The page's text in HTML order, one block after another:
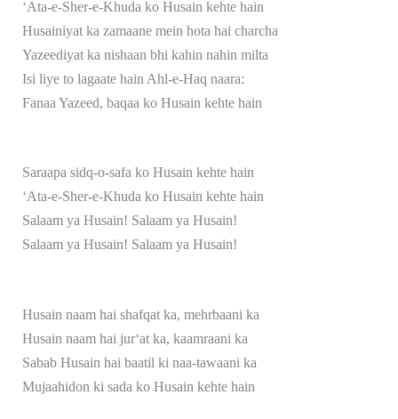
‘Ata-e-Sher-e-Khuda ko Husain kehte hain
Husainiyat ka zamaane mein hota hai charcha
Yazeediyat ka nishaan bhi kahin nahin milta
Isi liye to lagaate hain Ahl-e-Haq naara:
Fanaa Yazeed, baqaa ko Husain kehte hain
Saraapa sidq-o-safa ko Husain kehte hain
‘Ata-e-Sher-e-Khuda ko Husain kehte hain
Salaam ya Husain! Salaam ya Husain!
Salaam ya Husain! Salaam ya Husain!
Husain naam hai shafqat ka, mehrbaani ka
Husain naam hai jur‘at ka, kaamraani ka
Sabab Husain hai baatil ki naa-tawaani ka
Mujaahidon ki sada ko Husain kehte hain